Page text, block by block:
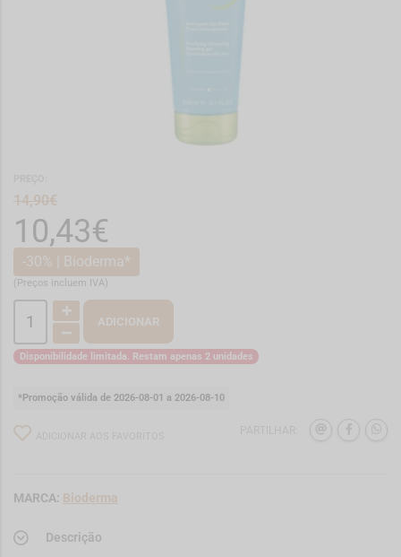
14,90€
10,43€
-30% | Bioderma*
(Preços incluem IVA)
ADICIONAR
Disponibilidade limitada. Restam apenas 2 unidades
*Promoção válida de 2026-08-01 a 2026-08-10
MARCA: Bioderma
Descrição